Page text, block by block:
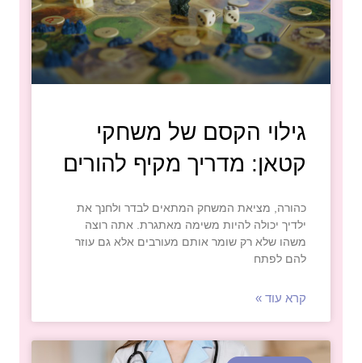
גילוי הקסם של משחקי
קטאן: מדריך מקיף להורים
כהורה, מציאת המשחק המתאים לבדר ולחנך את
ילדיך יכולה להיות משימה מאתגרת. אתה רוצה
משהו שלא רק שומר אותם מעורבים אלא גם עוזר
להם לפתח
קרא עוד »